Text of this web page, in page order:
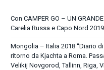
Con CAMPER GO – UN
Carelia Russa e Capo Nord
Mongolia – Italia 2018 “Diario
ritorno da Kjachta a Roma.
Velikij Novgorod, Tallinn, Riga,